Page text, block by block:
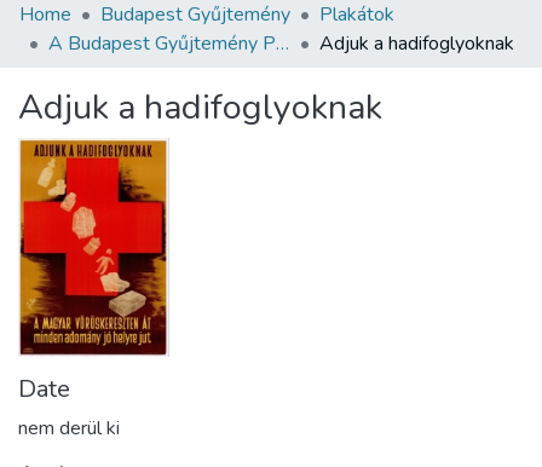
Communities & Collections
Statistics
About us
Home Budapest Gyűjtemény
Plakátok
A Budapest Gyűjtemény Plakáttárának plakátjai
Adjuk a hadifoglyoknak
Adjuk a hadifoglyoknak
Date
nem derül ki